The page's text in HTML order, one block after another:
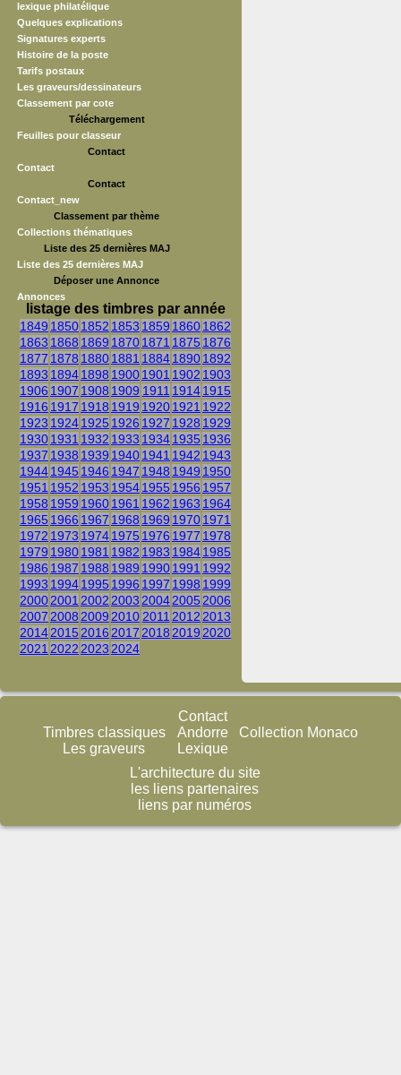
lexique philatélique
Quelques explications
Signatures experts
Histoire de la poste
Tarifs postaux
Les graveurs/dessinateurs
Classement par cote
Téléchargement
Feuilles pour classeur
Contact
Contact
Contact
Contact_new
Classement par thème
Collections thématiques
Liste des 25 dernières MAJ
Liste des 25 dernières MAJ
Déposer une Annonce
Annonces
listage des timbres par année
1849 18501852 1853 1859 18601862
1863 1868 1869 18701871 1875 1876
1877 1878 18801881 188418901892
1893 18941898 19001901 1902 1903
1906 1907 1908 1909 1911 19141915
1916 1917 1918 1919 19201921 1922
1923 19241925 1926 1927 1928 1929
19301931 1932 1933 19341935 1936
1937 1938 1939 19401941 1942 1943
19441945 1946 1947 1948 1949 1950
1951 1952 1953 19541955 1956 1957
1958 1959 19601961 1962 1963 1964
1965 1966 1967 1968 1969 19701971
1972 1973 19741975 1976 1977 1978
1979 19801981 1982 1983 19841985
1986 1987 1988 1989 19901991 1992
1993 19941995 1996 1997 1998 1999
2000200120022003200420052006
2007200820092010201120122013
2014201520162017201820192020
2021202220232024
Timbres classiques
Les graveurs
Contact
Andorre
Lexique
Collection Monaco
L'architecture du site
les liens partenaires
liens par numéros